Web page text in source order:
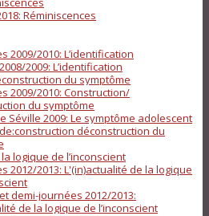
Réminiscences
2009/2010: L’identification
2009: L’identification
du symptôme
2009/2010: Construction/
du symptôme
Séville 2009: Le symptôme adolescent
déconstruction du
logique de l’inconscient
2012/2013: L'(in)actualité de la logique
demi-journées 2012/2013:
de la logique de l’inconscient